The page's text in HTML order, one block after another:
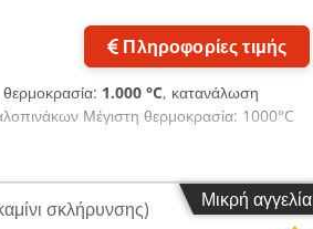
Πληροφορίες τιμής
θερμοκρασία: 1.000 °C, κατανάλωση
Μέγιστη θερμοκρασία: 1000°C
Μικρή αγγελία
σκλήρυνσης)